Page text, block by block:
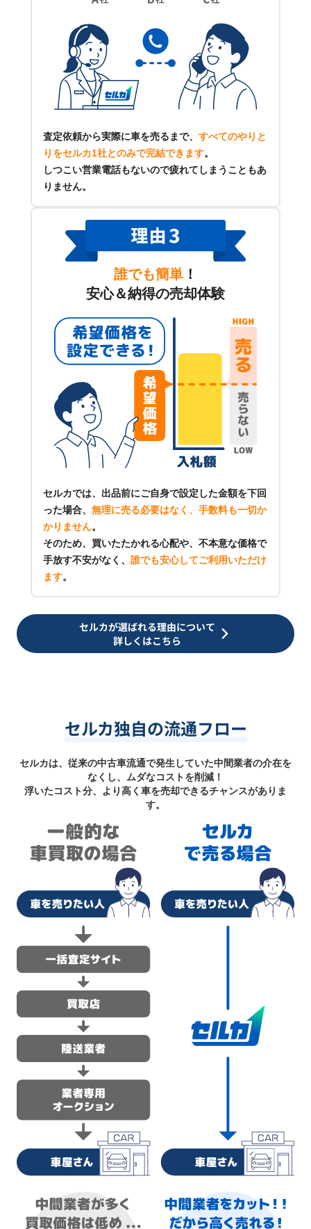
査定依頼から実際に車を売るまで、 すべてのやりと
りをセルカ1社とのみで完結できます。
しつこい営業電話もないので疲れてしまうこともあ
りません。
誰でも簡単 ！
安心＆納得の売却体験
セルカでは、出品前にご自身で設定した金額を下回
った場合、 無理に売る必要はなく、手数料も一切か
かりません。
そのため、買いたたかれる心配や、不本意な価格で
手放す不安がなく、 誰でも安心してご利用いただけ
ます。
セルカが選ばれる理由について
詳しくはこちら
セルカ独自の流通フロー
セルカは、従来の中古車流通で発生していた中間業者の介在を
なくし、ムダなコストを削減！
浮いたコスト分、より高く車を売却できるチャンスがありま
す。